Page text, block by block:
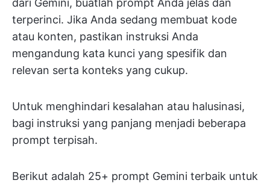
terperinci. Jika Anda sedang membuat kode
atau konten, pastikan instruksi Anda
mengandung kata kunci yang spesifik dan
relevan serta konteks yang cukup.
Untuk menghindari kesalahan atau halusinasi,
bagi instruksi yang panjang menjadi beberapa
prompt terpisah.
Berikut adalah 25+ prompt Gemini terbaik untuk